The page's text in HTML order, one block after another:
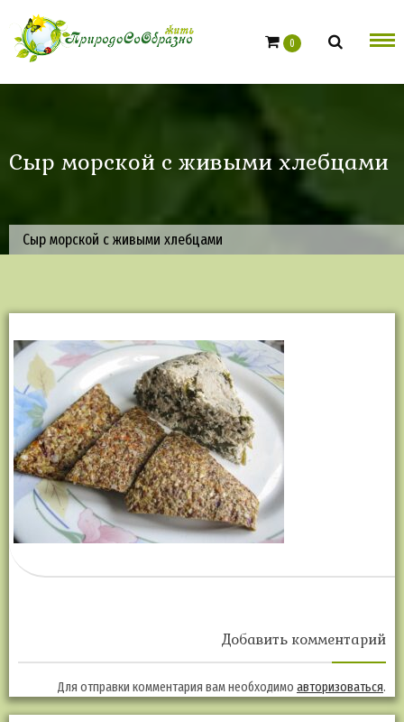
content
0
Сыр морской с живыми хлебцами
Сыр морской с живыми хлебцами
Добавить комментарий
Для отправки комментария вам необходимо авторизоваться.